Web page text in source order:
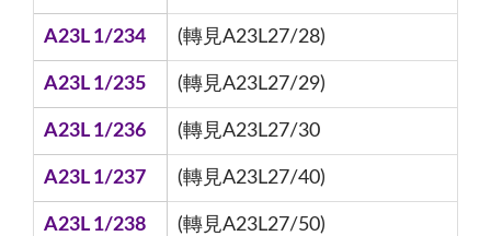
A23L 1/234 (轉見A23L27/28)
A23L 1/235 (轉見A23L27/29)
A23L 1/236 (轉見A23L27/30
A23L 1/237 (轉見A23L27/40)
A23L 1/238 (轉見A23L27/50)